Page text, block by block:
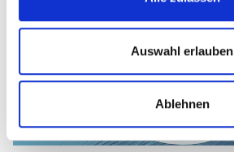
Auswahl erlauben
Ablehnen